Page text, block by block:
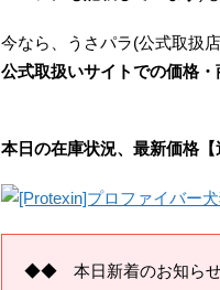
今なら、うさパラ(公式取扱
公式取扱いサイトでの価格
本日の在庫状況、最新価格
◆◆ 本日新着のお知ら